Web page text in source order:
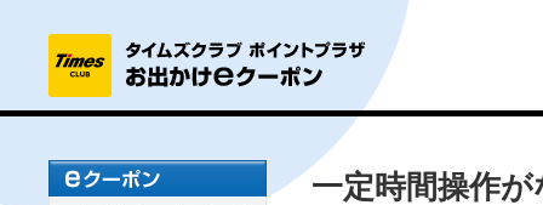
一定時間操作